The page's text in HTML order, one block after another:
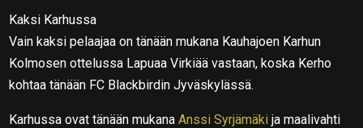
Kaksi Karhussa
Vain kaksi pelaajaa on tänään mukana Kauhajoen Karhun
Kolmosen ottelussa Lapuaa Virkiää vastaan, koska Kerho
kohtaa tänään FC Blackbirdin Jyväskylässä.
Karhussa ovat tänään mukanaAnssi Syrjämäki ja maalivahti